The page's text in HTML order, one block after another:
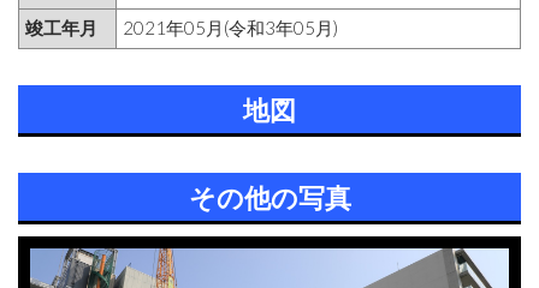
竣工年月
2021年05月(令和3年05月)
地図
その他の写真